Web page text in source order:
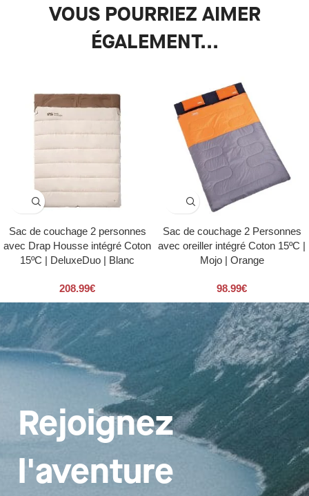
VOUS POURRIEZ AIMER
ÉGALEMENT...
Sac de couchage 2 personnes
avec Drap Housse intégré Coton
15ºC | DeluxeDuo | Blanc
208.99€
Sac de couchage 2 Personnes
avec oreiller intégré Coton 15ºC |
Mojo | Orange
98.99€
Rejoignez
l'aventure